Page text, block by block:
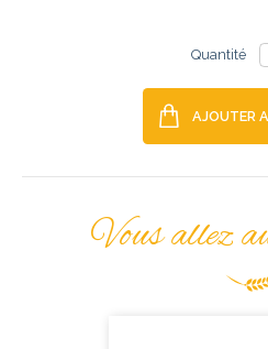
Quantité
AJOUTER
Vous allez